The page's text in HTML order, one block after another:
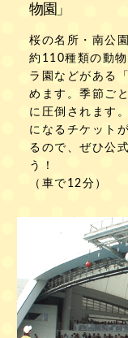
物園」
桜の名所・南公
約110種類の動
ラ園などがある
めます。季節ご
に圧倒されます
になるチケット
るので、ぜひ公
う！
（車で12分）